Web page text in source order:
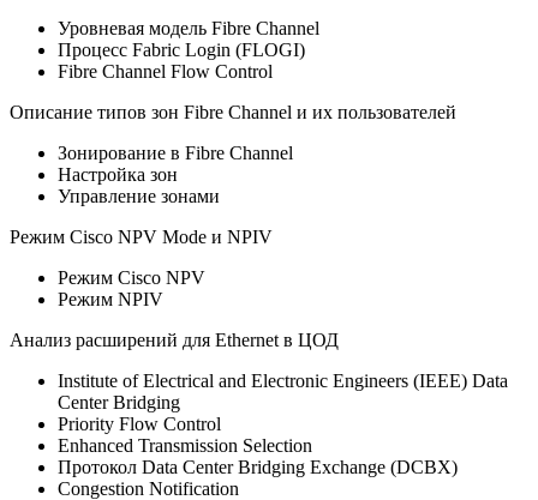
Уровневая модель Fibre Channel
Процесс Fabric Login (FLOGI)
Fibre Channel Flow Control
Описание типов зон Fibre Channel и их пользователей
Зонирование в Fibre Channel
Настройка зон
Управление зонами
Режим Cisco NPV Mode и NPIV
Режим Cisco NPV
Режим NPIV
Анализ расширений для Ethernet в ЦОД
Institute of Electrical and Electronic Engineers (IEEE) Data
Center Bridging
Priority Flow Control
Enhanced Transmission Selection
Протокол Data Center Bridging Exchange (DCBX)
Congestion Notification